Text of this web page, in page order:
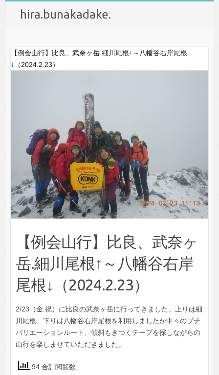
hira.bunakadake.
【例会山行】比良、武奈ヶ岳.細川尾根↑～八幡谷右岸尾根
↓（2024.2.23）
【例会山行】比良、武奈ヶ
岳.細川尾根↑～八幡谷右岸
尾根↓（2024.2.23）
2/23（金.祝）に比良の武奈ヶ岳に行ってきました。上りは細
川尾根、下りは八幡谷右岸尾根を利用しましたが中々のプチ
バリエーションルート、傾斜もきつくテープを探しながらの
山行を楽しませていただきました。
94 合計閲覧数